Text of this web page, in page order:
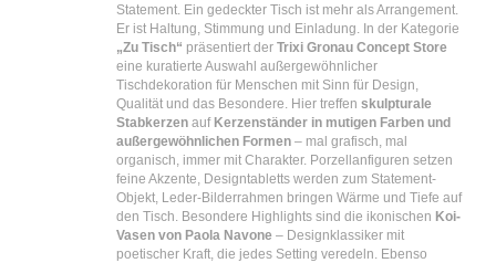
Statement. Ein gedeckter Tisch ist mehr als Arrangement.
Er ist Haltung, Stimmung und Einladung. In der Kategorie
„Zu Tisch“ präsentiert derTrixi Gronau Concept Store
eine kuratierte Auswahl außergewöhnlicher
Tischdekoration für Menschen mit Sinn für Design,
Qualität und das Besondere. Hier treffenskulpturale
Stabkerzen auf Kerzenständer in mutigen Farben und
außergewöhnlichen Formen – mal grafisch, mal
organisch, immer mit Charakter. Porzellanfiguren setzen
feine Akzente, Designtabletts werden zum Statement-
Objekt, Leder-Bilderrahmen bringen Wärme und Tiefe auf
den Tisch. Besondere Highlights sind die ikonischen Koi-
Vasen von Paola Navone – Designklassiker mit
poetischer Kraft, die jedes Setting veredeln. Ebenso